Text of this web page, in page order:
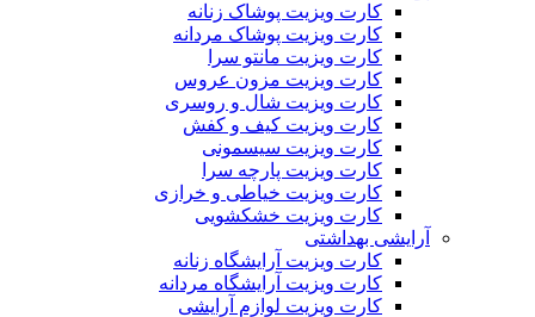
کارت ویزیت پوشاک زنانه
کارت ویزیت پوشاک مردانه
کارت ویزیت مانتو سرا
کارت ویزیت مزون عروس
کارت ویزیت شال و روسری
کارت ویزیت کیف و کفش
کارت ویزیت سیسمونی
کارت ویزیت پارچه سرا
کارت ویزیت خیاطی و خرازی
کارت ویزیت خشکشویی
آرایشی بهداشتی
کارت ویزیت آرایشگاه زنانه
کارت ویزیت آرایشگاه مردانه
کارت ویزیت لوازم آرایشی